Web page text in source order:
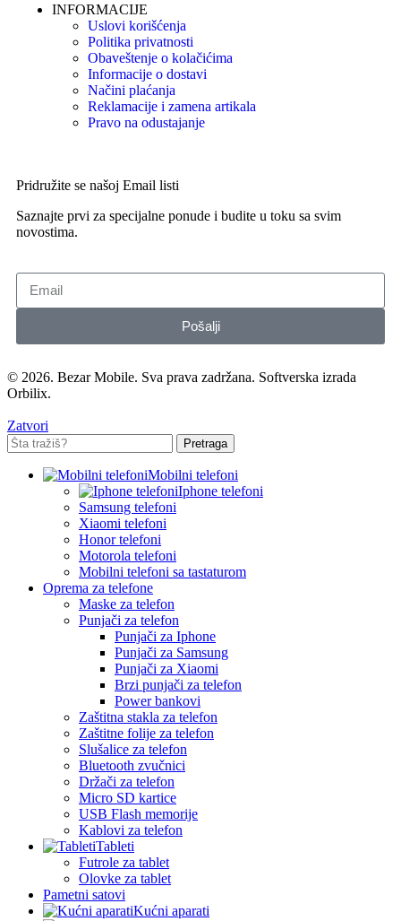
INFORMACIJE
Uslovi korišćenja
Politika privatnosti
Obaveštenje o kolačićima
Informacije o dostavi
Načini plaćanja
Reklamacije i zamena artikala
Pravo na odustajanje
Pridružite se našoj Email listi
Saznajte prvi za specijalne ponude i budite u toku sa svim
novostima.
Pošalji
© 2026. Bezar Mobile. Sva prava zadržana. Softverska izrada
Orbilix.
Zatvori
Pretraga
Mobilni telefoni
Iphone telefoni
Samsung telefoni
Xiaomi telefoni
Honor telefoni
Motorola telefoni
Mobilni telefoni sa tastaturom
Oprema za telefone
Maske za telefon
Punjači za telefon
Punjači za Iphone
Punjači za Samsung
Punjači za Xiaomi
Brzi punjači za telefon
Power bankovi
Zaštitna stakla za telefon
Zaštitne folije za telefon
Slušalice za telefon
Bluetooth zvučnici
Držači za telefon
Micro SD kartice
USB Flash memorije
Kablovi za telefon
Tableti
Futrole za tablet
Olovke za tablet
Pametni satovi
Kućni aparati